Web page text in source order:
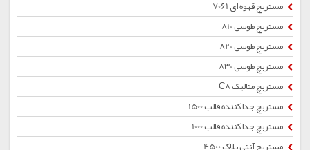
مستربچ قهوه ای 7061
مستربچ طوسی 810
مستربچ طوسی 820
مستربچ طوسی 830
مستربچ متالیک C8
مستربچ جداکننده قالب 1500
مستربچ جداکننده قالب 1000